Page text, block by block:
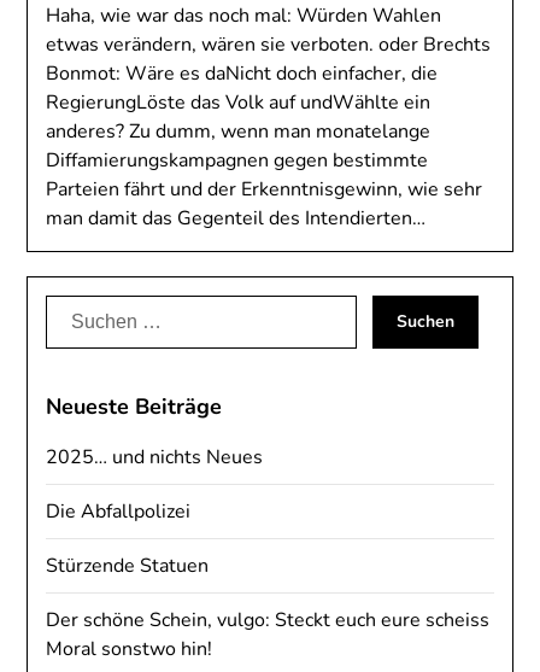
Haha, wie war das noch mal: Würden Wahlen
etwas verändern, wären sie verboten. oder Brechts
Bonmot: Wäre es daNicht doch einfacher, die
RegierungLöste das Volk auf undWählte ein
anderes? Zu dumm, wenn man monatelange
Diffamierungskampagnen gegen bestimmte
Parteien fährt und der Erkenntnisgewinn, wie sehr
man damit das Gegenteil des Intendierten…
Suchen
Neueste Beiträge
2025… und nichts Neues
Die Abfallpolizei
Stürzende Statuen
Der schöne Schein, vulgo: Steckt euch eure scheiss
Moral sonstwo hin!